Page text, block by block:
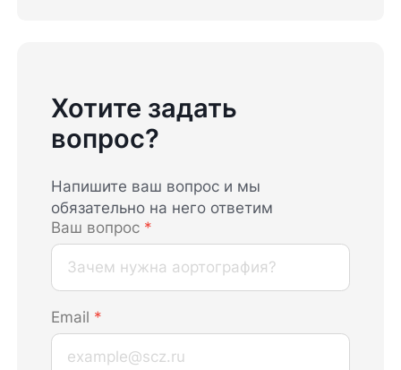
Хотите задать
вопрос?
Напишите ваш вопрос и мы
обязательно на него ответим
Ваш вопрос *
Email *